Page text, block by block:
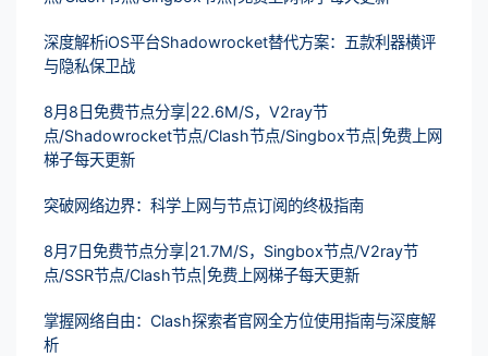
深度解析iOS平台Shadowrocket替代方案：五款利器横评
与隐私保卫战
8月8日免费节点分享|22.6M/S，V2ray节
点/Shadowrocket节点/Clash节点/Singbox节点|免费上网
梯子每天更新
突破网络边界：科学上网与节点订阅的终极指南
8月7日免费节点分享|21.7M/S，Singbox节点/V2ray节
点/SSR节点/Clash节点|免费上网梯子每天更新
掌握网络自由：Clash探索者官网全方位使用指南与深度解
析